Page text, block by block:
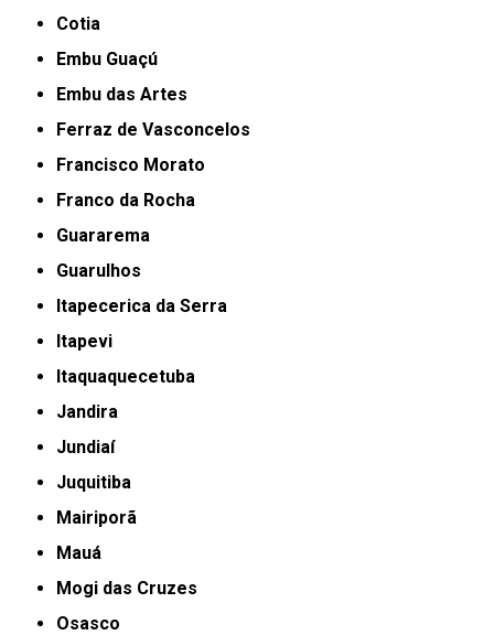
Cotia
Embu Guaçú
Embu das Artes
Ferraz de Vasconcelos
Francisco Morato
Franco da Rocha
Guararema
Guarulhos
Itapecerica da Serra
Itapevi
Itaquaquecetuba
Jandira
Jundiaí
Juquitiba
Mairiporã
Mauá
Mogi das Cruzes
Osasco